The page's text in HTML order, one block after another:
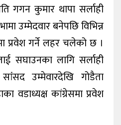
गगन कुमार थापा सर्लाही
उम्मेदवार बनेपछि विभिन्न
प्रवेश गर्ने लहर चलेको छ ।
सघाउनका लागि सर्लाही
उम्मेवारदेखि गोडैता
वडाध्यक्ष कांग्रेसमा प्रवेश